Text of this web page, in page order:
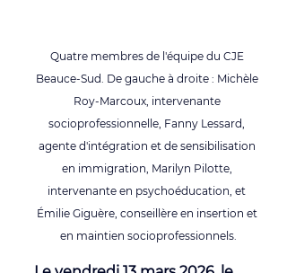
Quatre membres de l'équipe du CJE
Beauce-Sud. De gauche à droite : Michèle
Roy-Marcoux, intervenante
socioprofessionnelle, Fanny Lessard,
agente d'intégration et de sensibilisation
en immigration, Marilyn Pilotte,
intervenante en psychoéducation, et
Émilie Giguère, conseillère en insertion et
en maintien socioprofessionnels.